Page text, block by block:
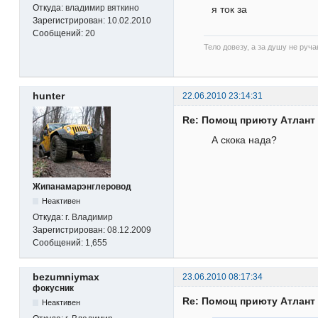
Откуда: владимир вяткино
Зарегистрирован: 10.02.2010
Сообщений: 20
я ток за
Тело довезу, а за душу не
hunter 22.06.2010 23:14:31
Жипанамарэнглеровод
Неактивен
Откуда: г. Владимир
Зарегистрирован: 08.12.2009
Сообщений: 1,655
Re: Помощ приюту Атлант
А скока нада?
bezumniymax
23.06.2010 08:17:34
фокусник
Неактивен Re: Помощ приюту Атлант